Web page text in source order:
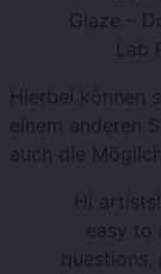
Glaze –
Lab
Hierbei können
einem anderen
auch die
Hi
easy to
questions,